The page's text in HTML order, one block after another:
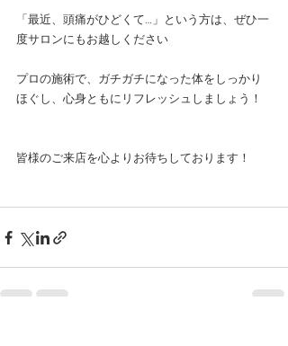
「最近、頭痛がひどくて…」という方は、ぜひ一
度サロンにもお越しください
プロの施術で、ガチガチになった体をしっかり
ほぐし、心身ともにリフレッシュしましょう！
皆様のご来店を心よりお待ちしております！